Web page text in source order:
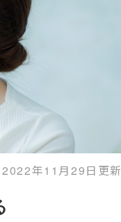
2022年11月29日更新